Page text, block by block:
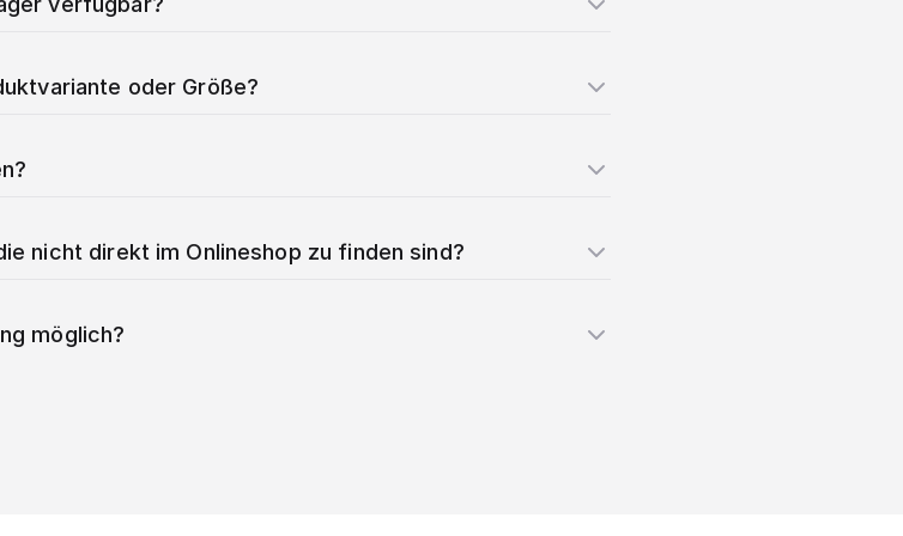
oder Größe?
nicht direkt im Onlineshop zu finden sind?
möglich?